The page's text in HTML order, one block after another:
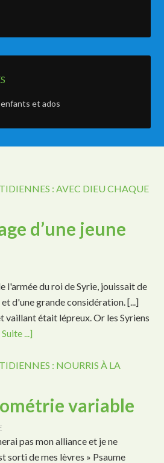
et ados
: AVEC DIEU CHAQUE
d’une jeune
l'armée du roi de Syrie, jouissait de
d'une grande considération. [...]
vaillant était lépreux. Or les Syriens
...]
: NOURRIS À LA
variable
pas mon alliance et je ne
sorti de mes lèvres » Psaume